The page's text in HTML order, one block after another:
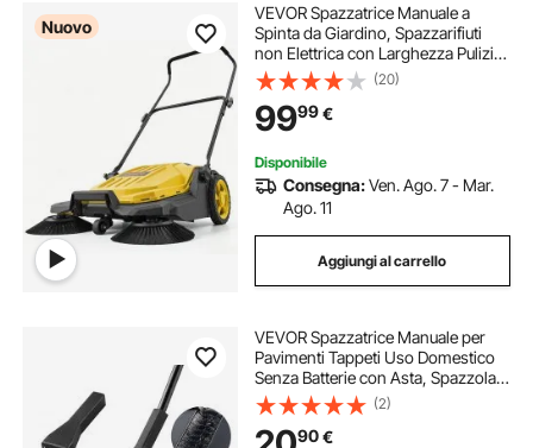
pulizia scarichi lavandino
compressore pulizia
spruzzatore a pressione pulizie
pulizia con ultrasuoni pulizia tubo
pulizia acciaio
Nuovo
VEVOR Spazzatrice Manuale a
Spinta da Giardino, Spazzarifiuti
non Elettrica con Larghezza Pulizia
650 mm, Contenitore da 18,9 Litri e
Manico Pieghevole Regolabile,
Colore Giallo, per Cortili Garage
(20)
9999€
Disponibile
Consegna:Ven. Ago. 7 - Mar.
Ago. 11
Aggiungi al carrello
VEVOR Spazzatrice Manuale per
Pavimenti Tappeti Uso Domestico
Senza Batterie con Asta, Spazzola
per Tappeti Pavimenti 1120 x 230 x
160 mm Peso da 0,8kg per Pulizia
Domestica Peli di Animali Domestici
(2)
90€